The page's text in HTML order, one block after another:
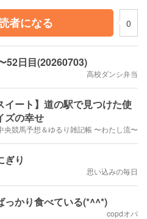
者になる
0
52日目(20260703)
高校ダンシ弁当
イート】道の駅で見つけた使
ズの幸せ
央競馬予想＆ゆるり雑記帳 〜わたし流〜
ぎり
思い込みの毎日
っかり食べている(*^^*)
copdオバ